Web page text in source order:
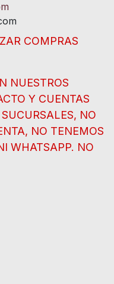
COMPRAS
NUESTROS
Y CUENTAS
NO
NO TENEMOS
WHATSAPP. NO